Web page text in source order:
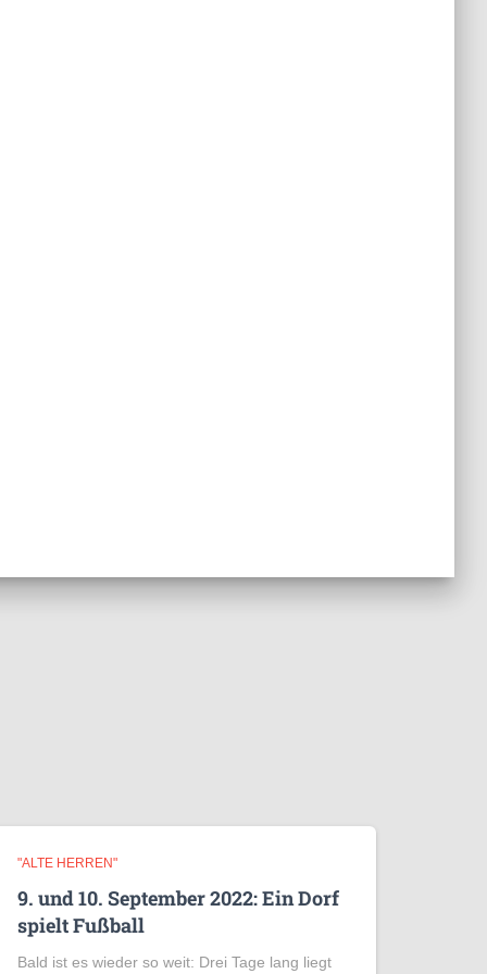
"ALTE HERREN"
9. und 10. September 2022: Ein Dorf
spielt Fußball
Bald ist es wieder so weit: Drei Tage lang liegt